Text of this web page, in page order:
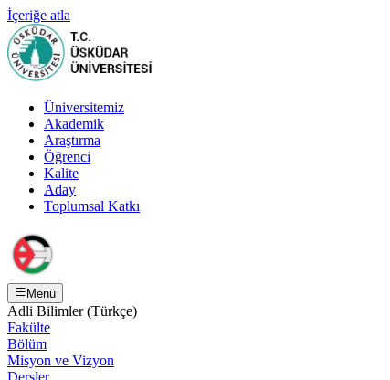
İçeriğe atla
Üniversitemiz
Akademik
Araştırma
Öğrenci
Kalite
Aday
Toplumsal Katkı
Menü
Adli Bilimler (Türkçe)
Fakülte
Bölüm
Misyon ve Vizyon